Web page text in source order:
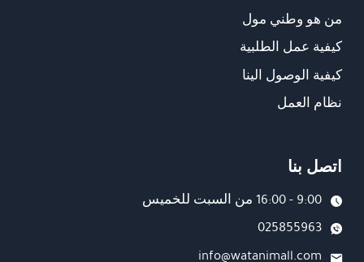
من هو وطني مول
كيفية عمل الطلبية
كيفية الوصول الينا
نظام العمل
اتصل بنا
9:00 - 16:00 من السبت للخميس
025855963
info@watanimall.com